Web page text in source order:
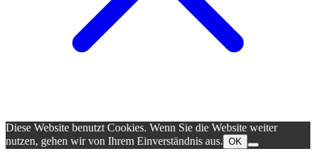
Diese Website benutzt Cookies. Wenn Sie die Website weiter
nutzen, gehen wir von Ihrem Einverständnis aus. OK